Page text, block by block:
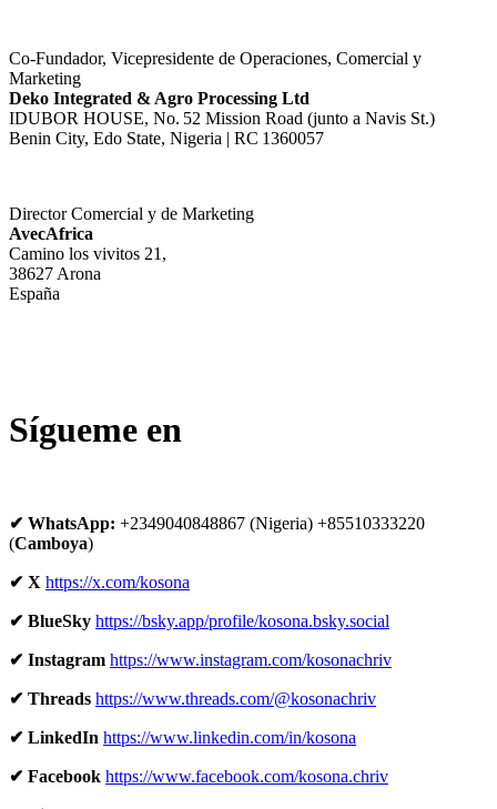
Co‑Fundador, Vicepresidente de Operaciones, Comercial y
Marketing
Deko Integrated & Agro Processing Ltd
IDUBOR HOUSE, No. 52 Mission Road (junto a Navis St.)
Benin City, Edo State, Nigeria | RC 1360057
Director Comercial y de Marketing
AvecAfrica
Camino los vivitos 21,
38627 Arona
España
Sígueme en
✔ WhatsApp: +2349040848867 (Nigeria) +85510333220
(Camboya)
✔ X https://x.com/kosona
✔ BlueSky https://bsky.app/profile/kosona.bsky.social
✔ Instagram https://www.instagram.com/kosonachriv
✔ Threads https://www.threads.com/@kosonachriv
✔ LinkedIn https://www.linkedin.com/in/kosona
✔ Facebook https://www.facebook.com/kosona.chriv